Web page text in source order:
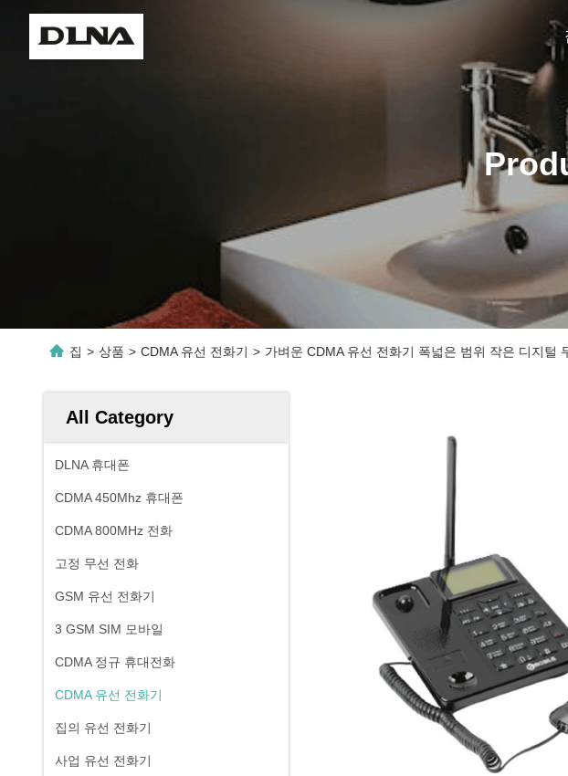
집 > 상품 > CDMA 유선 전화기 > 가벼운 CDMA 유선 전화기 폭넓은 범위 작은 디지털
All Category
DLNA 휴대폰
CDMA 450Mhz 휴대폰
CDMA 800MHz 전화
고정 무선 전화
GSM 유선 전화기
3 GSM SIM 모바일
CDMA 정규 휴대전화
CDMA 유선 전화기
집의 유선 전화기
사업 유선 전화기